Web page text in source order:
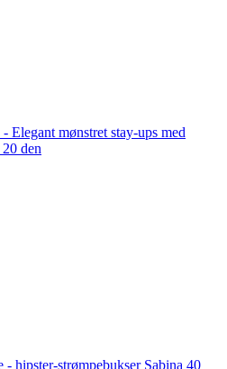
Elegant mønstret stay-ups med
den
- hipster-strømpebukser Sabina 40